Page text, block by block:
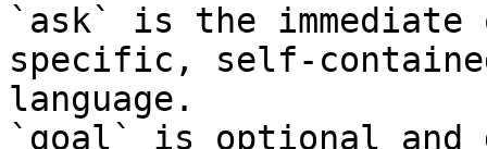
`ask` is the
specific, self-
language.
`goal` is optional and